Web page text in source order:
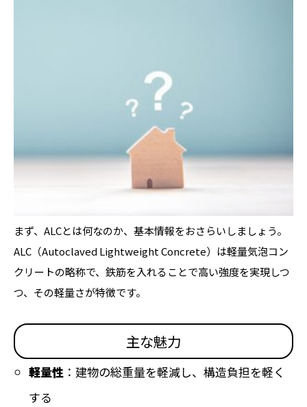
まず、ALCとは何なのか、基本情報をおさらいしましょう。
ALC（Autoclaved Lightweight Concrete）は軽量気泡コン
クリートの略称で、鉄筋を入れることで高い強度を実現しつ
つ、その軽量さが特徴です。
主な魅力
軽量性 ：建物の総重量を軽減し、構造負担を軽く
する